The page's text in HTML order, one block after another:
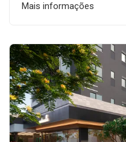
Mais informações